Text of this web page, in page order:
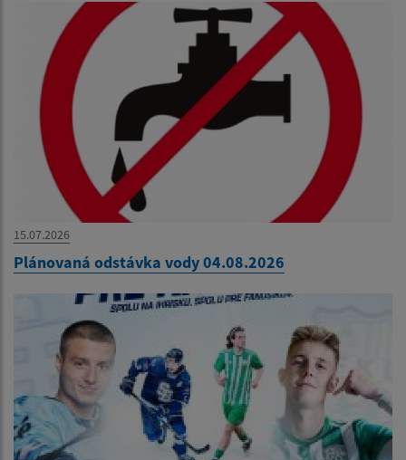
15.07.2026
Plánovaná odstávka vody 04.08.2026